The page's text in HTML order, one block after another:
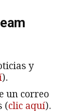
y
).
un correo
(clic aquí).